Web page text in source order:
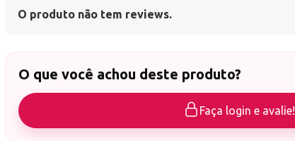
O produto não tem reviews.
O que você achou deste produto?
Faça login e avalie!